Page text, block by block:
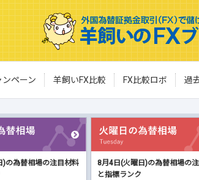
ペーン 羊飼いFX比較 FX比較ロボ 過
)の為替相場の注目材料
8月4日(火曜日)の為替相場の
と指標ランク